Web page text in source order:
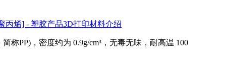
丙烯] - 塑胶产品3D打印材料介绍
简称PP)，密度约为 0.9g/cm³，无毒无味，耐高温 100